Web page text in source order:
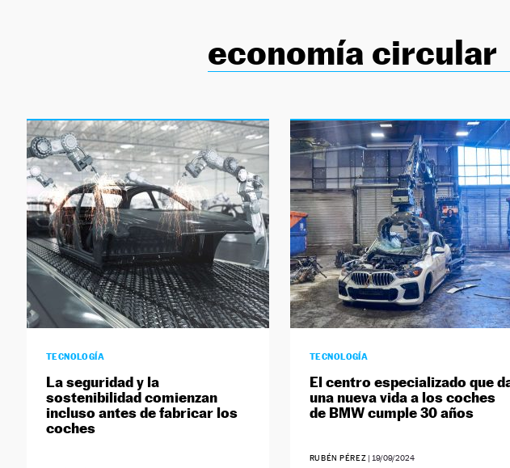
economía circular
TECNOLOGÍA
La seguridad y la
sostenibilidad comienzan
incluso antes de fabricar los
coches
TECNOLOGÍA
El centro especializado que
una nueva vida a los coches
de BMW cumple 30 años
RUBÉN PÉREZ | 19/09/2024